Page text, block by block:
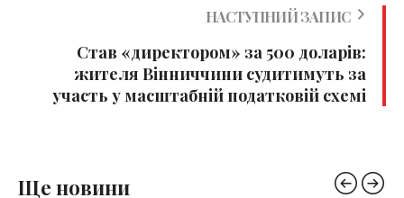
НАСТУПНИЙ ЗАПИС
Став «директором» за 500 доларів:
жителя Вінниччини судитимуть за
участь у масштабній податковій схемі
Ще новини